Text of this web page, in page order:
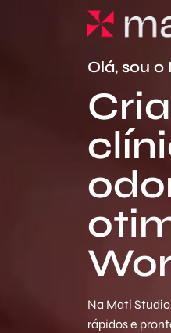
Olá, sou
Na Mati
rápidos e